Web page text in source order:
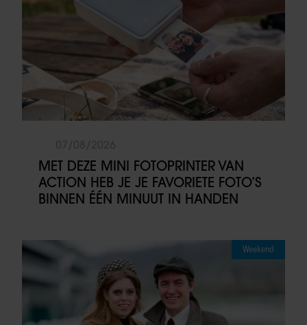
MET DEZE MINI FOTOPRINTER VAN
ACTION HEB JE JE FAVORIETE FOTO’S
BINNEN ÉÉN MINUUT IN HANDEN
Weekend